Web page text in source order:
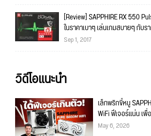
[Review] SAPPHIRE RX 550
ในราคาเบาๆ เล่นเกมสบายๆ กับ
Sep 1, 2017
วิดีโอแนะนำ
เล็กพริกขี้หนู
WiFi ฟีเจอร์แน่น เพื่
May 6, 2026